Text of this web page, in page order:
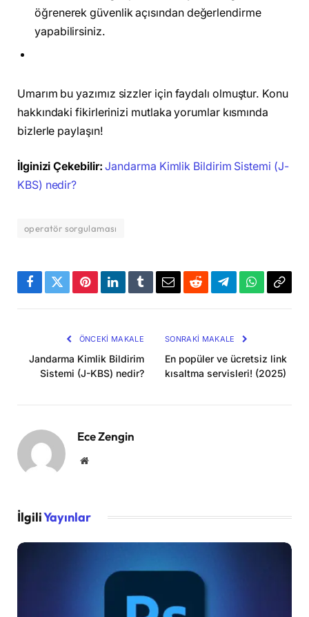
öğrenerek güvenlik açısından değerlendirme
yapabilirsiniz.
Umarım bu yazımız sizzler için faydalı olmuştur. Konu
hakkındaki fikirlerinizi mutlaka yorumlar kısmında
bizlerle paylaşın!
İlginizi Çekebilir: Jandarma Kimlik Bildirim Sistemi (J-
KBS) nedir?
operatör sorgulaması
Facebook
TwitterPinterestLinkedInTumblrEmailRedditTelegramWhatsApp
ÖNCEKI MAKALE
Jandarma Kimlik Bildirim
Sistemi (J-KBS) nedir?
SONRAKI MAKALE
En popüler ve ücretsiz link
kısaltma servisleri! (2025)
Ece Zengin
Website
İlgiliYayınlar